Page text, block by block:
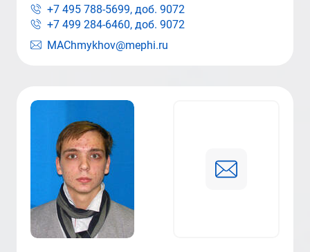
MAChmykhov@mephi.ru
+7 495 788-5699, доб. 9072
+7 499 284-6460, доб. 9072